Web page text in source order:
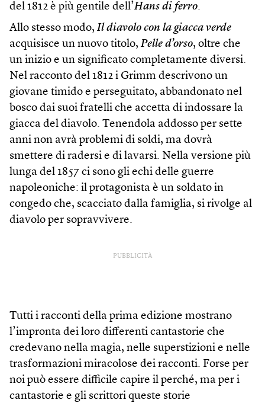
del 1812 è più gentile dell’Hans di ferro.
Allo stesso modo, Il diavolo con la giacca verde
acquisisce un nuovo titolo, Pelle d’orso, oltre che
un inizio e un significato completamente diversi.
Nel racconto del 1812 i Grimm descrivono un
giovane timido e perseguitato, abbandonato nel
bosco dai suoi fratelli che accetta di indossare la
giacca del diavolo. Tenendola addosso per sette
anni non avrà problemi di soldi, ma dovrà
smettere di radersi e di lavarsi. Nella versione più
lunga del 1857 ci sono gli echi delle guerre
napoleoniche: il protagonista è un soldato in
congedo che, scacciato dalla famiglia, si rivolge al
diavolo per sopravvivere.
PUBBLICITÀ
Tutti i racconti della prima edizione mostrano
l’impronta dei loro differenti cantastorie che
credevano nella magia, nelle superstizioni e nelle
trasformazioni miracolose dei racconti. Forse per
noi può essere difficile capire il perché, ma per i
cantastorie e gli scrittori queste storie